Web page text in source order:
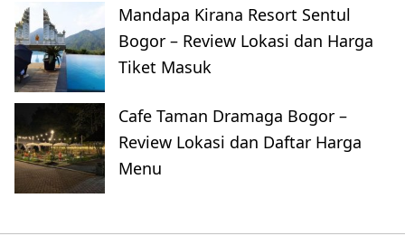
Mandapa Kirana Resort Sentul
Bogor – Review Lokasi dan Harga
Tiket Masuk
Cafe Taman Dramaga Bogor –
Review Lokasi dan Daftar Harga
Menu